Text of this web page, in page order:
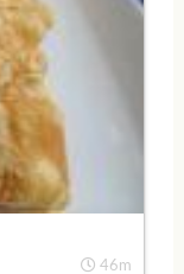
46m